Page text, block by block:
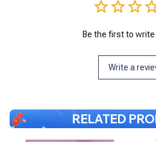
Be the first to write
Write a
RELATED